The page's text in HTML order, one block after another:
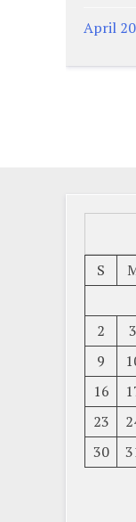
April
S
2
3
9
16
23
30